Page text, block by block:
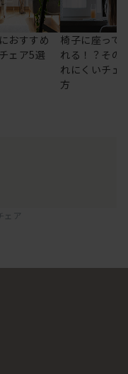
おすすめ
ェア5選
椅子に座って
れる！？その
れにくいチェ
方
ェア